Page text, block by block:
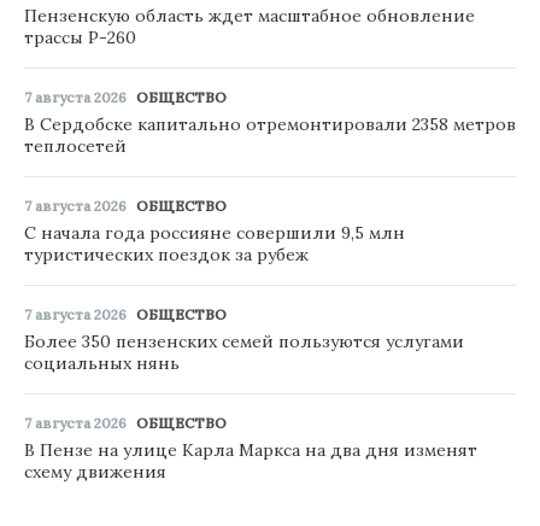
Пензенскую область ждет масштабное обновление
трассы Р-260
7 августа 2026 ОБЩЕСТВО
В Сердобске капитально отремонтировали 2358 метров
теплосетей
7 августа 2026 ОБЩЕСТВО
С начала года россияне совершили 9,5 млн
туристических поездок за рубеж
7 августа 2026 ОБЩЕСТВО
Более 350 пензенских семей пользуются услугами
социальных нянь
7 августа 2026 ОБЩЕСТВО
В Пензе на улице Карла Маркса на два дня изменят
схему движения